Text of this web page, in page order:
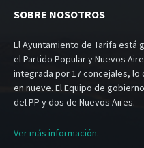
SOBRE NOSOTROS
El Ayuntamiento de Tarifa está
el Partido Popular y Nuevos
integrada por 17 concejales,
en nueve. El Equipo de
del PP y dos de Nuevos Aires.
Ver más información.